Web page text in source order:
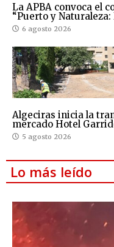
La APBA convoca el
“Puerto y
6 agosto 2026
Algeciras inicia la
mercado Hotel
5 agosto 2026
Lo más leído